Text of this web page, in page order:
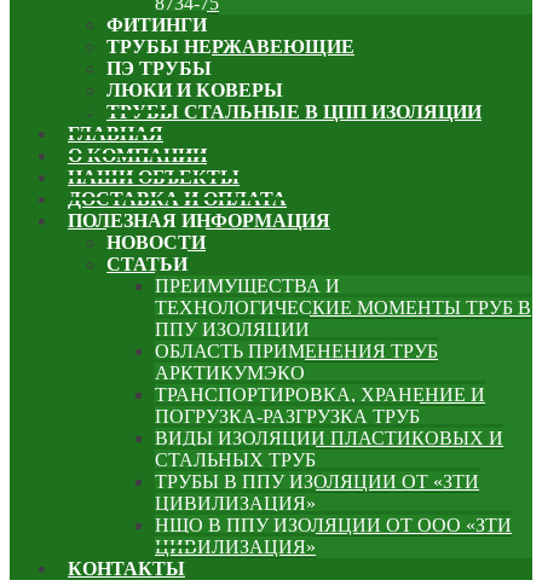
ФИТИНГИ
ТРУБЫ НЕРЖАВЕЮЩИЕ
ПЭ ТРУБЫ
ЛЮКИ И КОВЕРЫ
ТРУБЫ СТАЛЬНЫЕ В ЦПП ИЗОЛЯЦИИ
ГЛАВНАЯ
О КОМПАНИИ
НАШИ ОБЪЕКТЫ
ДОСТАВКА И ОПЛАТА
ПОЛЕЗНАЯ ИНФОРМАЦИЯ
НОВОСТИ
СТАТЬИ
ПРЕИМУЩЕСТВА И
ТЕХНОЛОГИЧЕСКИЕ МОМЕНТЫ ТРУБ В
ППУ ИЗОЛЯЦИИ
ОБЛАСТЬ ПРИМЕНЕНИЯ ТРУБ
АРКТИКУМЭКО
ТРАНСПОРТИРОВКА, ХРАНЕНИЕ И
ПОГРУЗКА-РАЗГРУЗКА ТРУБ
ВИДЫ ИЗОЛЯЦИИ ПЛАСТИКОВЫХ И
СТАЛЬНЫХ ТРУБ
ТРУБЫ В ППУ ИЗОЛЯЦИИ ОТ «ЗТИ
ЦИВИЛИЗАЦИЯ»
НЩО В ППУ ИЗОЛЯЦИИ ОТ ООО «ЗТИ
ЦИВИЛИЗАЦИЯ»
КОНТАКТЫ